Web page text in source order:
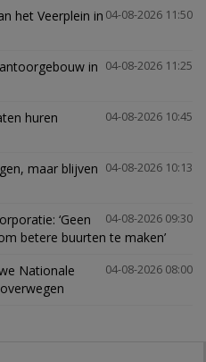
04-08-2026 11:50
het Veerplein in
04-08-2026 11:25
in
04-08-2026 10:45
huren
04-08-2026 10:13
maar blijven
04-08-2026 09:30
‘Geen
betere buurten te maken’
04-08-2026 08:00
Nationale